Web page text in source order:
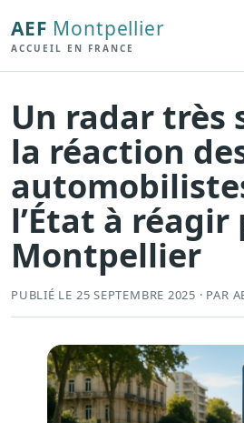
AEF Montpellier
ACCUEIL EN FRANCE
Un radar très
la réaction
l’État à réagir
Montpellier
PUBLIÉ LE 25 SEPTEMBRE 2025 · PAR